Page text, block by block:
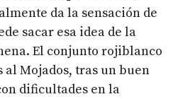
da la sensación de
sacar esa idea de la
El conjunto rojiblanco
al Mojados, tras un buen
dificultades en la